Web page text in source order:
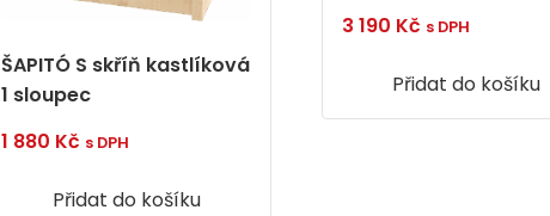
ŠAPITÓ S skříň kastlíková
1 sloupec
1 880 Kč s DPH
Přidat do košíku
3 190 Kč s DPH
Přidat do košíku